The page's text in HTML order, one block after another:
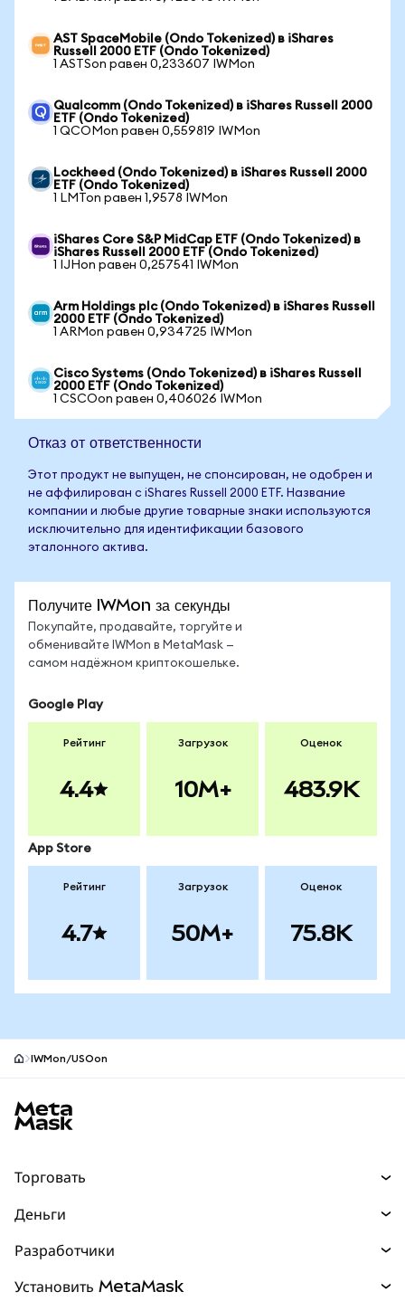
AST SpaceMobile (Ondo Tokenized) в iShares
Russell 2000 ETF (Ondo Tokenized)
1 ASTSon равен 0,233607 IWMon
Qualcomm (Ondo Tokenized) в iShares Russell 2000
ETF (Ondo Tokenized)
1 QCOMon равен 0,559819 IWMon
Lockheed (Ondo Tokenized) в iShares Russell 2000
ETF (Ondo Tokenized)
1 LMTon равен 1,9578 IWMon
iShares Core S&P MidCap ETF (Ondo Tokenized) в
iShares Russell 2000 ETF (Ondo Tokenized)
1 IJHon равен 0,257541 IWMon
Arm Holdings plc (Ondo Tokenized) в iShares Russell
2000 ETF (Ondo Tokenized)
1 ARMon равен 0,934725 IWMon
Cisco Systems (Ondo Tokenized) в iShares Russell
2000 ETF (Ondo Tokenized)
1 CSCOon равен 0,406026 IWMon
Отказ от ответственности
Этот продукт не выпущен, не спонсирован, не одобрен и
не аффилирован с iShares Russell 2000 ETF. Название
компании и любые другие товарные знаки используются
исключительно для идентификации базового
эталонного актива.
Получите IWMon за секунды
Покупайте, продавайте, торгуйте и
обменивайте IWMon в MetaMask —
самом надёжном криптокошельке.
Google Play
Рейтинг
4.4
Загрузок
10M+
Оценок
483.9K
App Store
Рейтинг
4.7
Загрузок
50M+
Оценок
75.8K
IWMon/USOon
Торговать
Прогнозы
Перпы НОВИНКА
Деньги
mUSD
Разработчики
Установить MetaMask